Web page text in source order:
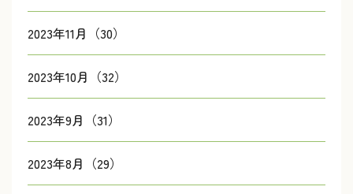
2023年11月（30）
2023年10月（32）
2023年9月（31）
2023年8月（29）